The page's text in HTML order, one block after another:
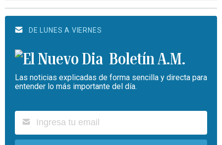
DE LUNES A VIERNES
Boletín A.M.
Las noticias explicadas de forma sencilla y directa para
entender lo más importante del día.